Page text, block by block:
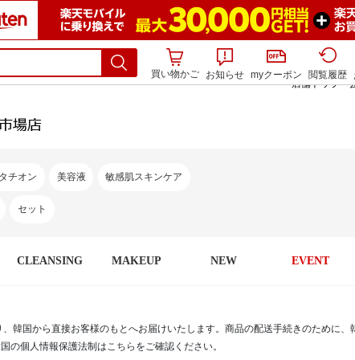
買い物かご お知らせ myクーポン 閲覧履歴